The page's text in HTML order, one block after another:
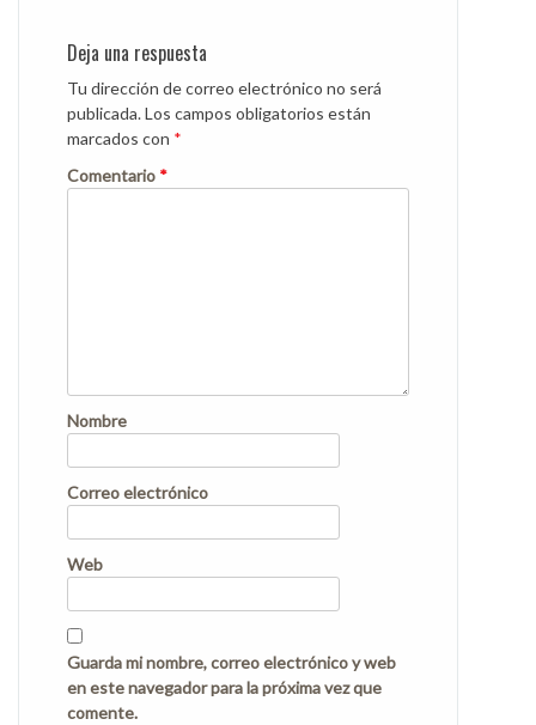
Deja una respuesta
Tu dirección de correo electrónico no será
publicada.Los campos obligatorios están
marcados con *
Comentario *
Nombre
Correo electrónico
Web
Guarda mi nombre, correo electrónico y web
en este navegador para la próxima vez que
comente.